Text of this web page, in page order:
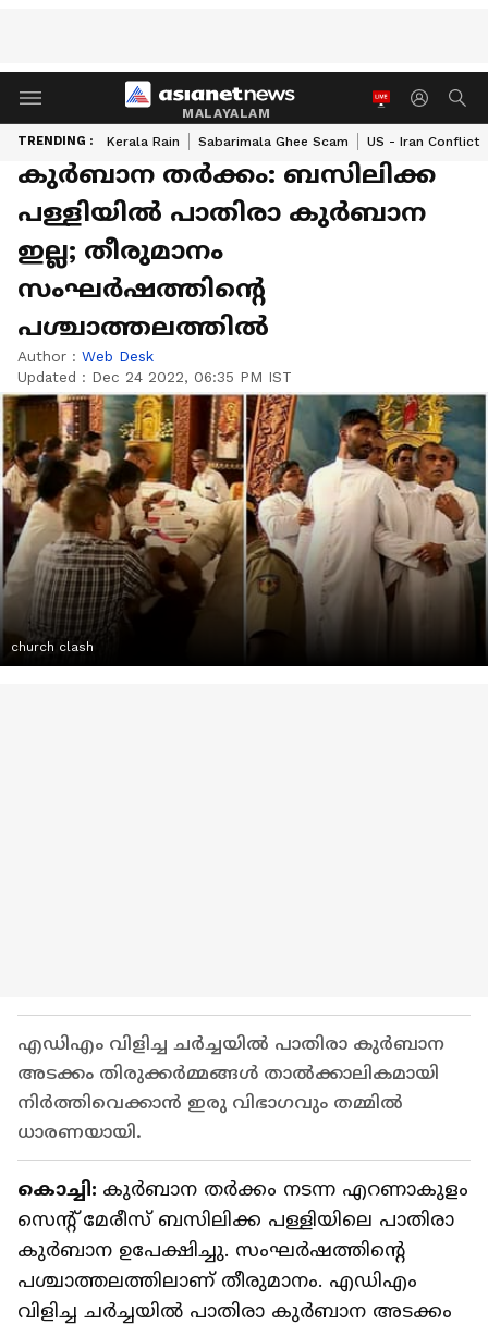
MALAYALAM
TRENDING : Kerala Rain Sabarimala Ghee Scam US - Iran Conflict
കുർബാന തർക്കം: ബസിലിക്ക
പള്ളിയിൽ പാതിരാ കുർബാന
ഇല്ല; തീരുമാനം
സംഘർഷത്തിന്റെ
പശ്ചാത്തലത്തില്‍
Author : Web Desk
Updated : Dec 24 2022, 06:35 PM IST
church clash
എഡിഎം വിളിച്ച ചർച്ചയിൽ പാതിരാ കുർബാന
അടക്കം തിരുക്കർമ്മങ്ങൾ താൽക്കാലികമായി
നിർത്തിവെക്കാൻ ഇരു വിഭാഗവും തമ്മില്‍
ധാരണയായി.
കൊച്ചി: കുർബാന തർക്കം നടന്ന എറണാകുളം
സെന്റ് മേരീസ് ബസിലിക്ക പള്ളിയിലെ പാതിരാ
കുർബാന ഉപേക്ഷിച്ചു. സംഘർഷത്തിന്റെ
പശ്ചാത്തലത്തിലാണ് തീരുമാനം. എഡിഎം
വിളിച്ച ചർച്ചയിൽ പാതിരാ കുർബാന അടക്കം